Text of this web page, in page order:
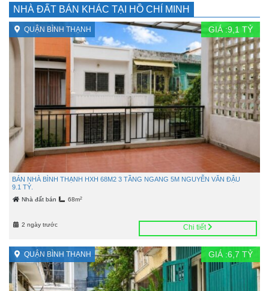
NHÀ ĐẤT BÁN KHÁC TẠI HỒ CHÍ MINH
QUẬN BÌNH THẠNH GIÁ :9,1 TỶ
BÁN NHÀ BÌNH THẠNH HXH 68M2 3 TẦNG NGANG 5M NGUYỄN VĂN ĐẬU
9.1 TỶ.
Nhà đất bán 68m2
2 ngày trước Chi tiết
QUẬN BÌNH THẠNH GIÁ :6,7 TỶ